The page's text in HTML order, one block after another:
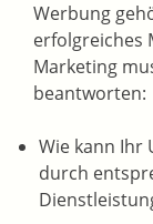
Werbung
erfolgreiches
Marketing
beantworten:
Wie kann Ihr
durch